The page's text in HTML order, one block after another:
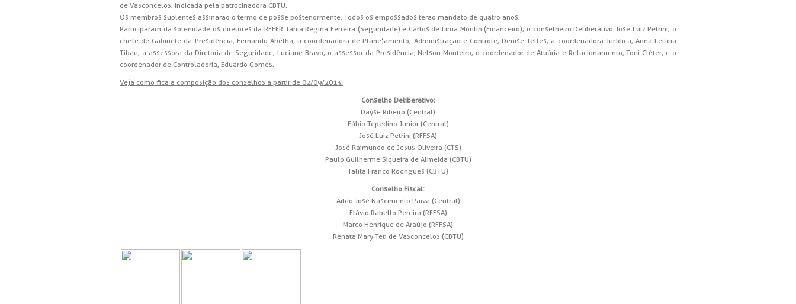
de Vasconcelos, indicada pela patrocinadora CBTU.
Os membros suplentes assinarão o termo de posse posteriormente. Todos os empossados terão mandato de quatro anos.
Participaram da solenidade os diretores da REFER Tania Regina Ferreira (Seguridade) e Carlos de Lima Moulin (Financeiro); o conselheiro Deliberativo José Luiz Petrini, o
chefe de Gabinete da Presidência, Fernando Abelha; a coordenadora de Planejamento, Administração e Controle, Denise Telles; a coordenadora Jurídica, Anna Letícia
Tibau; a assessora da Diretoria de Seguridade, Luciane Bravo; o assessor da Presidência, Nelson Monteiro; o coordenador de Atuária e Relacionamento, Toni Cléter; e o
coordenador de Controladoria, Eduardo Gomes.
Veja como fica a composição dos conselhos a partir de 02/09/2013:
Conselho Deliberativo:
Dayse Ribeiro (Central)
Fábio Tepedino Junior (Central)
José Luiz Petrini (RFFSA)
José Raimundo de Jesus Oliveira (CTS)
Paulo Guilherme Siqueira de Almeida (CBTU)
Talita Franco Rodrigues (CBTU)
Conselho Fiscal:
Aildo José Nascimento Paiva (Central)
Flávio Rabello Pereira (RFFSA)
Marco Henrique de Araújo (RFFSA)
Renata Mary Teti de Vasconcelos (CBTU)